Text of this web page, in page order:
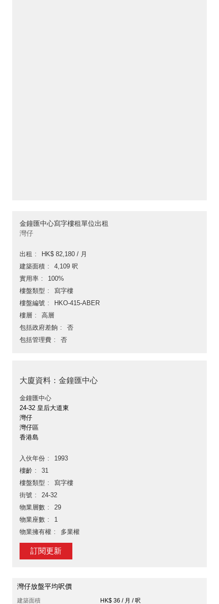
金鐘匯中心寫字樓租單位出租
灣仔
出租
HK$ 82,180 / 月
建築面積
4,109 呎
實用率
100%
樓盤類型
寫字樓
樓盤編號
HKO-415-ABER
樓層
高層
包括政府差餉
否
包括管理費
否
大廈資料：金鐘匯中心
金鐘匯中心
24-32 皇后大道東
灣仔
灣仔區
香港島
入伙年份
1993
樓齡
31
樓盤類型
寫字樓
街號
24-32
物業層數
29
物業座數
1
物業擁有權
多業權
訂閱更新
灣仔放盤平均呎價
建築面積
HK$ 36 / 月 / 呎